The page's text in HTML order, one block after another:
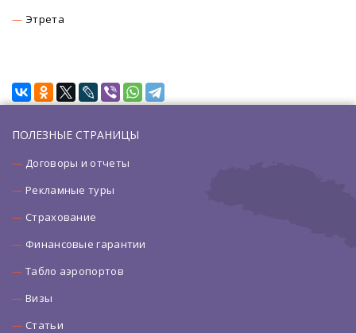
Этрета
ПОЛЕЗНЫЕ СТРАНИЦЫ
Договоры и отчеты
Рекламные туры
Страхование
Финансовые гарантии
Табло аэропортов
Визы
Статьи